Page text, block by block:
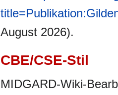
August 2026).
CBE/CSE-Stil
MIDGARD-Wiki-